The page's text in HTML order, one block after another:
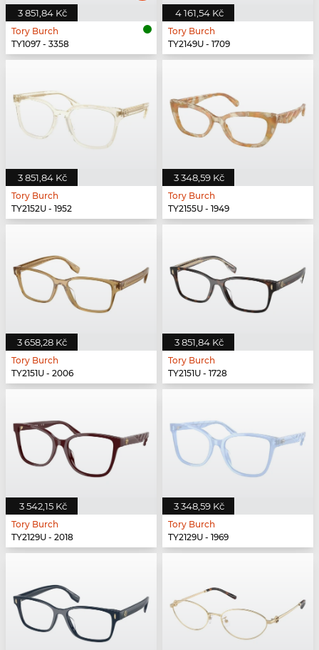
3 851,84 Kč
Tory Burch
TY1097 - 3358
4 161,54 Kč
Tory Burch
TY2149U - 1709
3 851,84 Kč
Tory Burch
TY2152U - 1952
3 348,59 Kč
Tory Burch
TY2155U - 1949
3 658,28 Kč
Tory Burch
TY2151U - 2006
3 851,84 Kč
Tory Burch
TY2151U - 1728
3 542,15 Kč
Tory Burch
TY2129U - 2018
3 348,59 Kč
Tory Burch
TY2129U - 1969